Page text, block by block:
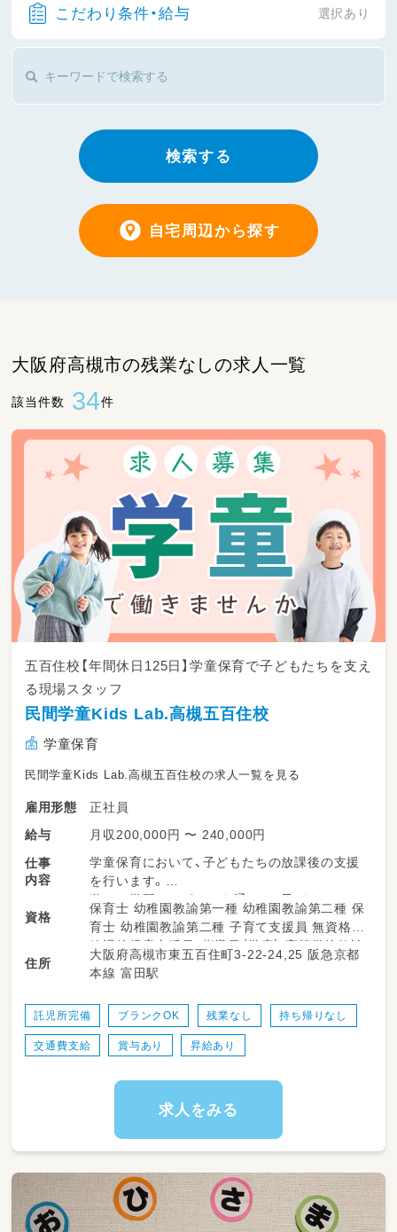
こだわり条件・給与 選択あり
検索する
自宅周辺から探す
大阪府高槻市の残業なしの求人一覧
該当件数 34件
五百住校【年間休日125日】学童保育で子どもたちを支え
る現場スタッフ
民間学童Kids Lab.高槻五百住校
学童保育
民間学童Kids Lab.高槻五百住校の求人一覧を見る
雇用形態
正社員
給与
月収200,000円 〜 240,000円
仕事
内容
学童保育において、子どもたちの放課後の支援
を行います。
遊びや学習のサポートを通じて、子どもたちの
成長を促進し、日々の活動を記録します。
様々な活動を通して子どもたちが楽しく興味・
関心を広げられるように優しく支援していきま
しょう！
【業務内容】
・学童保育の見守り・活動サポート
・宿題や学習支援
・保護者とのコミュニケーション
・活動記録の作成
資格
保育士 幼稚園教諭第一種 幼稚園教諭第二種 保
育士 幼稚園教諭第二種 子育て支援員 無資格
放課後児童支援員・指導員（学童） 高等学校教諭
普通免許 中学校教諭普通免許 小学校教諭普通
免許 社会福祉士
住所
大阪府高槻市東五百住町3-22-24,25 阪急京都
本線 富田駅
託児所完備 ブランクOK 残業なし 持ち帰りなし
交通費支給 賞与あり 昇給あり
求人をみる